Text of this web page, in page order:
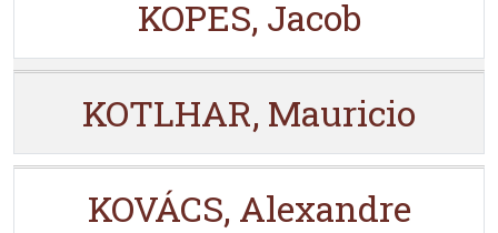
KOPES, Jacob
KOTLHAR, Mauricio
KOVÁCS, Alexandre